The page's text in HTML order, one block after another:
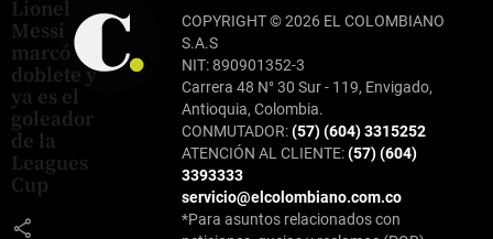
Lionel
Messi
marcó
doblete y
ya es el
goleador
de la
Leagues
Cup
share
COPYRIGHT © 2026 EL COLOMBIANO
S.A.S
NIT: 890901352-3
Carrera 48 N° 30 Sur - 119, Envigado,
Antioquia, Colombia.
CONMUTADOR:(57) (604) 3315252
ATENCIÓN AL CLIENTE:(57) (604)
3393333
servicio@elcolombiano.com.co
*Para asuntos relacionados con